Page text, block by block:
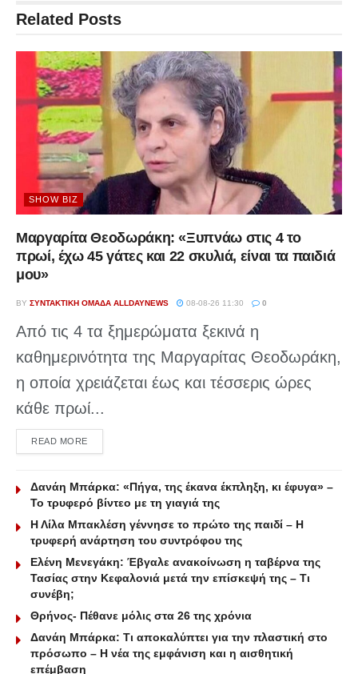
Related Posts
SHOW BIZ
Μαργαρίτα Θεοδωράκη: «Ξυπνάω στις 4 το
πρωί, έχω 45 γάτες και 22 σκυλιά, είναι τα παιδιά
μου»
BY ΣΥΝΤΑΚΤΙΚΉ ΟΜΆΔΑ ALLDAYNEWS 08-08-26 11:30 0
Από τις 4 τα ξημερώματα ξεκινά η
καθημερινότητα της Μαργαρίτας Θεοδωράκη,
η οποία χρειάζεται έως και τέσσερις ώρες
κάθε πρωί...
READ MOREDETAILS
Δανάη Μπάρκα: «Πήγα, της έκανα έκπληξη, κι έφυγα» –
Το τρυφερό βίντεο με τη γιαγιά της
Η Λίλα Μπακλέση γέννησε το πρώτο της παιδί – Η
τρυφερή ανάρτηση του συντρόφου της
Ελένη Μενεγάκη: Έβγαλε ανακοίνωση η ταβέρνα της
Τασίας στην Κεφαλονιά μετά την επίσκεψή της – Τι
συνέβη;
Θρήνος- Πέθανε μόλις στα 26 της χρόνια
Δανάη Μπάρκα: Τι αποκαλύπτει για την πλαστική στο
πρόσωπο – Η νέα της εμφάνιση και η αισθητική
επέμβαση